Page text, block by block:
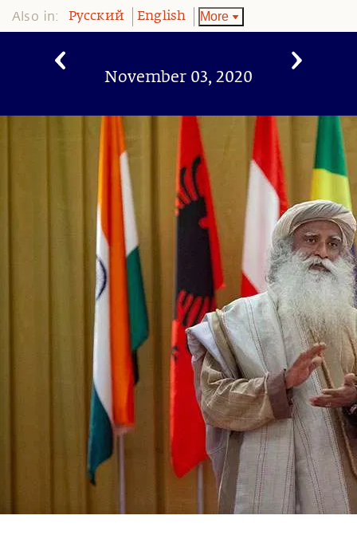
Also in: Pусский English More
November 03, 2020